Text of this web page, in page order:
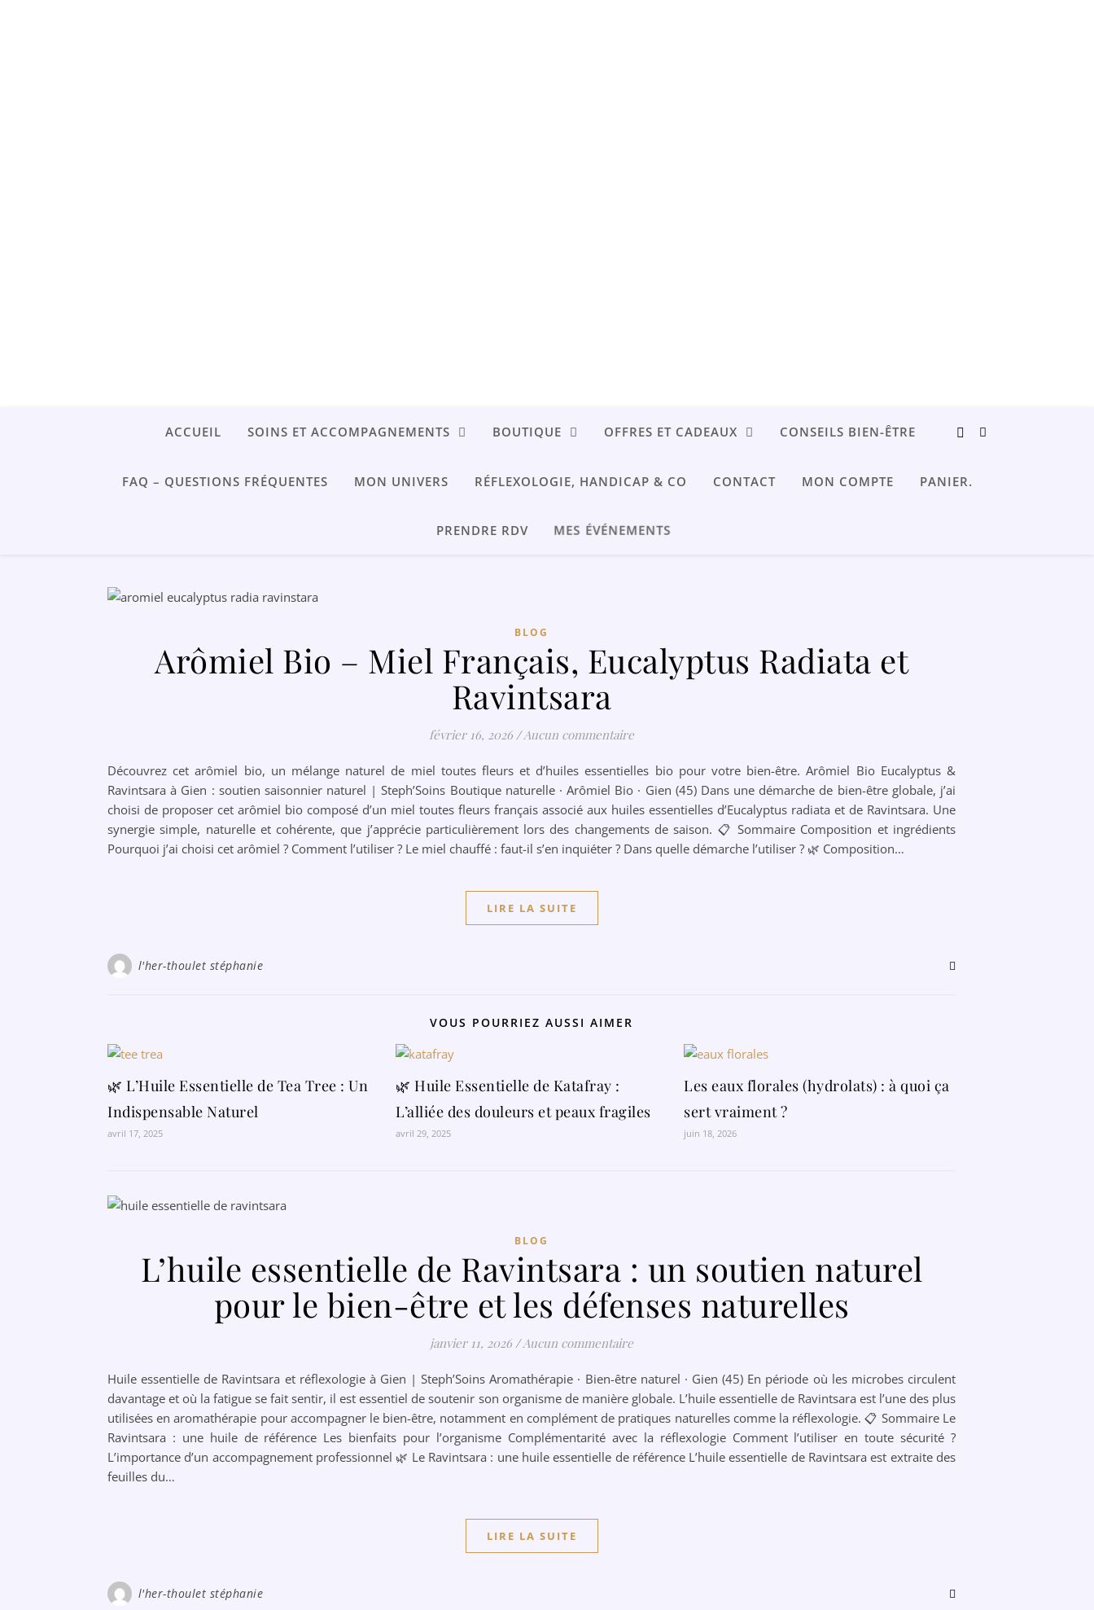
ACCUEIL SOINS ET ACCOMPAGNEMENTS BOUTIQUE OFFRES ET CADEAUX CONSEILS BIEN-ÊTRE
FAQ – QUESTIONS FRÉQUENTES MON UNIVERS RÉFLEXOLOGIE, HANDICAP & CO CONTACT MON COMPTE PANIER.
PRENDRE RDV MES ÉVÉNEMENTS
BLOG
Arômiel Bio – Miel Français, Eucalyptus Radiata et
Ravintsara
février 16, 2026 /Aucun commentaire
Découvrez cet arômiel bio, un mélange naturel de miel toutes fleurs et d’huiles essentielles bio pour votre bien-être. Arômiel Bio Eucalyptus &
Ravintsara à Gien : soutien saisonnier naturel | Steph’Soins Boutique naturelle · Arômiel Bio · Gien (45) Dans une démarche de bien-être globale, j’ai
choisi de proposer cet arômiel bio composé d’un miel toutes fleurs français associé aux huiles essentielles d’Eucalyptus radiata et de Ravintsara. Une
synergie simple, naturelle et cohérente, que j’apprécie particulièrement lors des changements de saison. 📋 Sommaire Composition et ingrédients
Pourquoi j’ai choisi cet arômiel ? Comment l’utiliser ? Le miel chauffé : faut-il s’en inquiéter ? Dans quelle démarche l’utiliser ? 🌿 Composition…
LIRE LA SUITE
l'her-thoulet stéphanie
VOUS POURRIEZ AUSSI AIMER
🌿 L’Huile Essentielle de Tea Tree : Un
Indispensable Naturel
avril 17, 2025
🌿 Huile Essentielle de Katafray :
L’alliée des douleurs et peaux fragiles
avril 29, 2025
Les eaux florales (hydrolats) : à quoi ça
sert vraiment ?
juin 18, 2026
BLOG
L’huile essentielle de Ravintsara : un soutien naturel
pour le bien-être et les défenses naturelles
janvier 11, 2026 /Aucun commentaire
Huile essentielle de Ravintsara et réflexologie à Gien | Steph’Soins Aromathérapie · Bien-être naturel · Gien (45) En période où les microbes circulent
davantage et où la fatigue se fait sentir, il est essentiel de soutenir son organisme de manière globale. L’huile essentielle de Ravintsara est l’une des plus
utilisées en aromathérapie pour accompagner le bien-être, notamment en complément de pratiques naturelles comme la réflexologie. 📋 Sommaire Le
Ravintsara : une huile de référence Les bienfaits pour l’organisme Complémentarité avec la réflexologie Comment l’utiliser en toute sécurité ?
L’importance d’un accompagnement professionnel 🌿 Le Ravintsara : une huile essentielle de référence L’huile essentielle de Ravintsara est extraite des
feuilles du…
LIRE LA SUITE
l'her-thoulet stéphanie